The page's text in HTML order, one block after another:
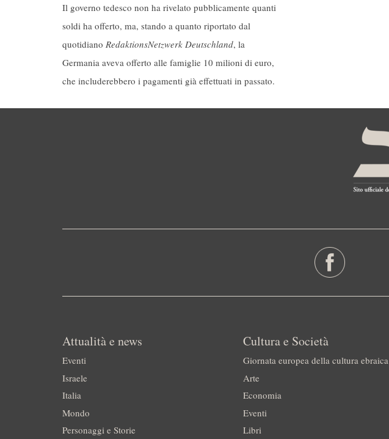
Il governo tedesco non ha rivelato pubblicamente quanti
soldi ha offerto, ma, stando a quanto riportato dal
quotidiano RedaktionsNetzwerk Deutschland, la
Germania aveva offerto alle famiglie 10 milioni di euro,
che includerebbero i pagamenti già effettuati in passato.
Attualità e news
Eventi
Israele
Italia
Mondo
Personaggi e Storie
Cultura e Società
Giornata europea della cultura ebraica
Arte
Economia
Eventi
Libri